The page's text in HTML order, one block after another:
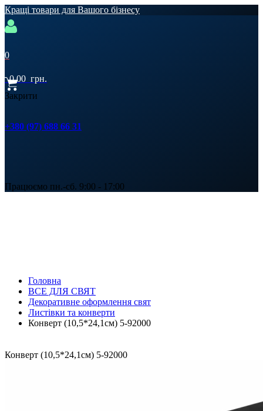
Кращі товари для Вашого бізнесу
0
0,00 грн.
Закрити
+380 (97) 688 66 31
Працюємо пн.-сб. 9:00 - 17:00
Головна
ВСЕ ДЛЯ СВЯТ
Декоративне оформлення свят
Листівки та конверти
Конверт (10,5*24,1см) 5-92000
Конверт (10,5*24,1см) 5-92000